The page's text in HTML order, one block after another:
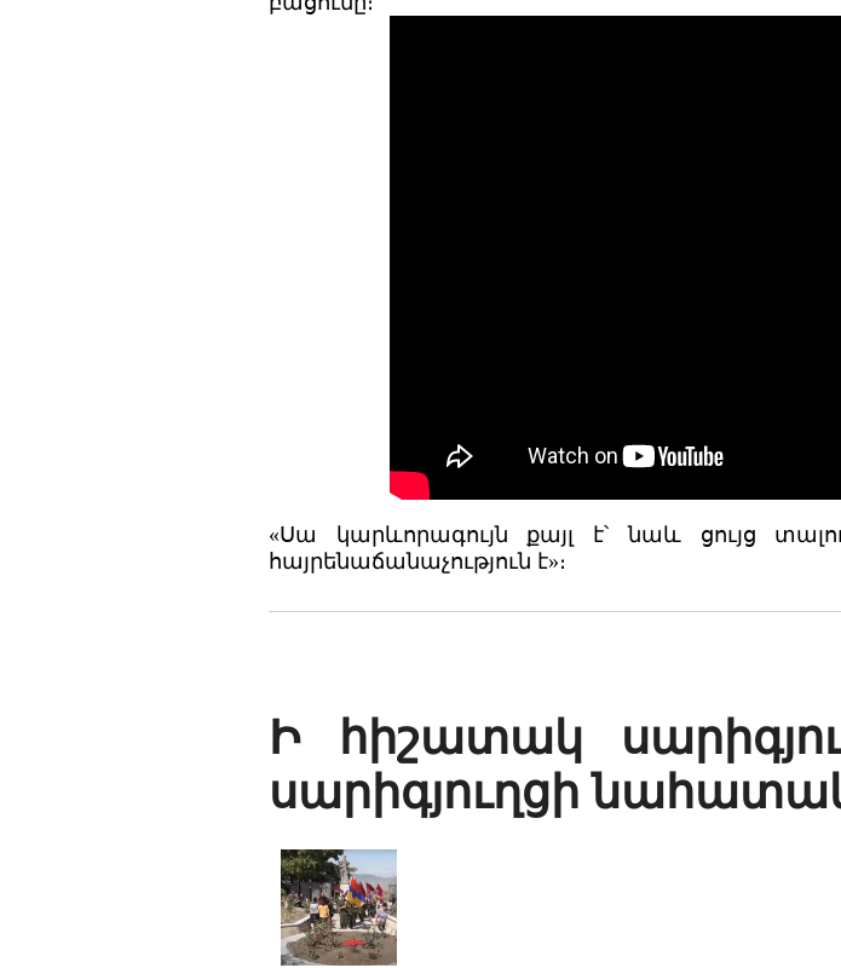
«Սա կարևորագույն քայլ է՝ նաև ցույց
հայրենաճանաչություն է»։
Ի հիշատակ
սարիգյուղցի